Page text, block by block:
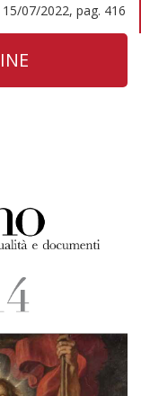
07/2022, pag. 416